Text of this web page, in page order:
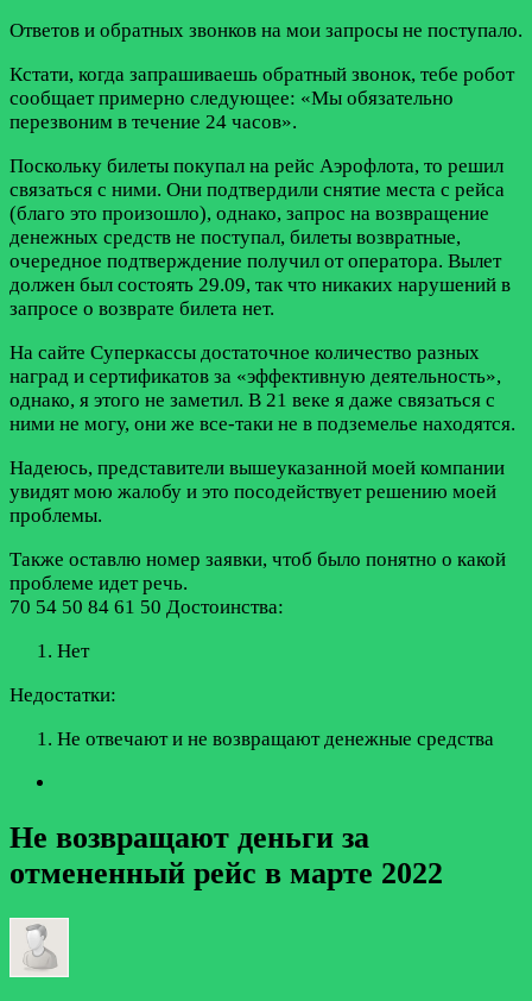
Ответов и обратных звонков на мои запросы не поступало.
Кстати, когда запрашиваешь обратный звонок, тебе робот
сообщает примерно следующее: «Мы обязательно
перезвоним в течение 24 часов».
Поскольку билеты покупал на рейс Аэрофлота, то решил
связаться с ними. Они подтвердили снятие места с рейса
(благо это произошло), однако, запрос на возвращение
денежных средств не поступал, билеты возвратные,
очередное подтверждение получил от оператора. Вылет
должен был состоять 29.09, так что никаких нарушений в
запросе о возврате билета нет.
На сайте Суперкассы достаточное количество разных
наград и сертификатов за «эффективную деятельность»,
однако, я этого не заметил. В 21 веке я даже связаться с
ними не могу, они же все-таки не в подземелье находятся.
Надеюсь, представители вышеуказанной моей компании
увидят мою жалобу и это посодействует решению моей
проблемы.
Также оставлю номер заявки, чтоб было понятно о какой
проблеме идет речь.
70 54 50 84 61 50 Достоинства:
Нет
Недостатки:
Не отвечают и не возвращают денежные средства
Не возвращают деньги за
отмененный рейс в марте 2022